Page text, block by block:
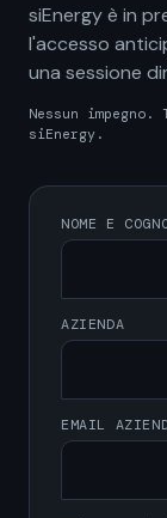
siEnergy è in
l'accesso
una sessione
Nessun
siEnergy.
NOME E
AZIENDA
EMAIL